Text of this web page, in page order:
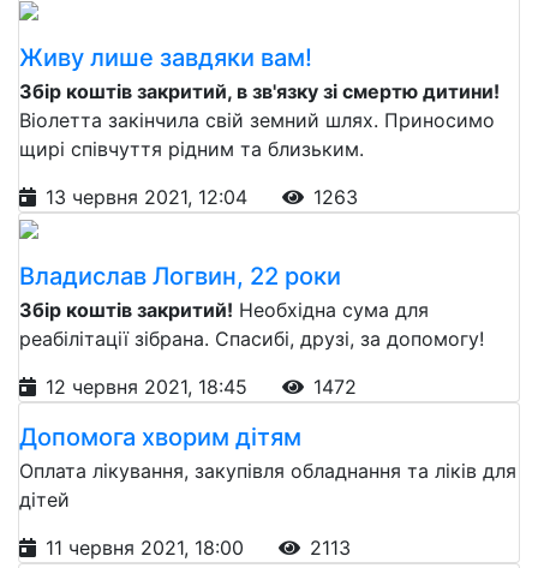
Живу лише завдяки вам!
Збір коштів закритий, в зв'язку зі смертю дитини!
Віолетта закінчила свій земний шлях. Приносимо
щирі співчуття рідним та близьким.
13 червня 2021, 12:04
1263
Владислав Логвин, 22 роки
Збір коштів закритий! Необхідна сума для
реабілітації зібрана. Спасибі, друзі, за допомогу!
12 червня 2021, 18:45
1472
Допомога хворим дітям
Оплата лікування, закупівля обладнання та ліків для
дітей
11 червня 2021, 18:00
2113